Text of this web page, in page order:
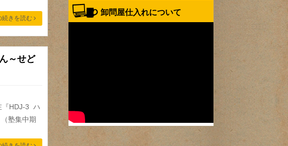
続きを読む
～せど
『HDJ-3 ハ
塾集中期
卸問屋仕入れについて